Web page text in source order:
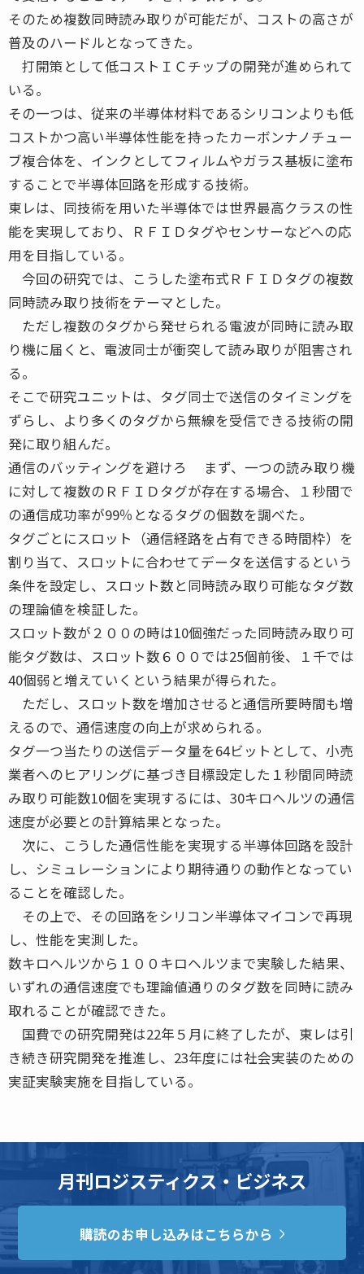
そのため複数同時読み取りが可能だが、コストの高さが
普及のハードルとなってきた。
打開策として低コストＩＣチップの開発が進められて
いる。
その一つは、従来の半導体材料であるシリコンよりも低
コストかつ高い半導体性能を持ったカーボンナノチュー
ブ複合体を、インクとしてフィルムやガラス基板に塗布
することで半導体回路を形成する技術。
東レは、同技術を用いた半導体では世界最高クラスの性
能を実現しており、ＲＦＩＤタグやセンサーなどへの応
用を目指している。
今回の研究では、こうした塗布式ＲＦＩＤタグの複数
同時読み取り技術をテーマとした。
ただし複数のタグから発せられる電波が同時に読み取
り機に届くと、電波同士が衝突して読み取りが阻害され
る。
そこで研究ユニットは、タグ同士で送信のタイミングを
ずらし、より多くのタグから無線を受信できる技術の開
発に取り組んだ。
通信のバッティングを避けろ まず、一つの読み取り機
に対して複数のＲＦＩＤタグが存在する場合、１秒間で
の通信成功率が99％となるタグの個数を調べた。
タグごとにスロット（通信経路を占有できる時間枠）を
割り当て、スロットに合わせてデータを送信するという
条件を設定し、スロット数と同時読み取り可能なタグ数
の理論値を検証した。
スロット数が２００の時は10個強だった同時読み取り可
能タグ数は、スロット数６００では25個前後、１千では
40個弱と増えていくという結果が得られた。
ただし、スロット数を増加させると通信所要時間も増
えるので、通信速度の向上が求められる。
タグ一つ当たりの送信データ量を64ビットとして、小売
業者へのヒアリングに基づき目標設定した１秒間同時読
み取り可能数10個を実現するには、30キロヘルツの通信
速度が必要との計算結果となった。
次に、こうした通信性能を実現する半導体回路を設計
し、シミュレーションにより期待通りの動作となってい
ることを確認した。
その上で、その回路をシリコン半導体マイコンで再現
し、性能を実測した。
数キロヘルツから１００キロヘルツまで実験した結果、
いずれの通信速度でも理論値通りのタグ数を同時に読み
取れることが確認できた。
国費での研究開発は22年５月に終了したが、東レは引
き続き研究開発を推進し、23年度には社会実装のための
実証実験実施を目指している。
月刊ロジスティクス・ビジネス
購読のお申し込みはこちらから